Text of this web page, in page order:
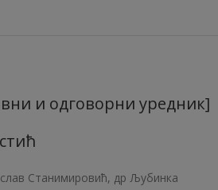
и одговорни уредник]
Станимировић, др Љубинка